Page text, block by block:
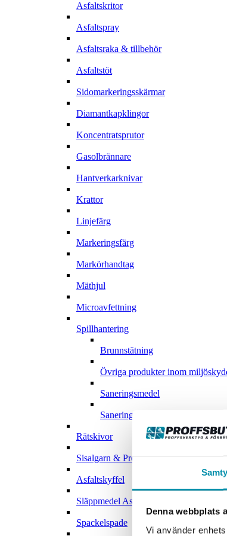
Denna webbplats
Vi använder
Asfaltskritor
Asfaltspray
Asfaltsraka & tillbehör
Asfaltstöt
Sidomarkeringsskärmar
Diamantkapklingor
Koncentratsprutor
Gasolbrännare
Hantverkarknivar
Krattor
Linjefärg
Markeringsfärg
Markörhandtag
Mäthjul
Microavfettning
Spillhantering
Brunnstätning
Övriga produkter inom
Saneringsmedel
Saneringsväskor
Rätskivor
Sisalgarn & Pressgarn
Asfaltskyffel
Släppmedel Asfalt
Spackelspade